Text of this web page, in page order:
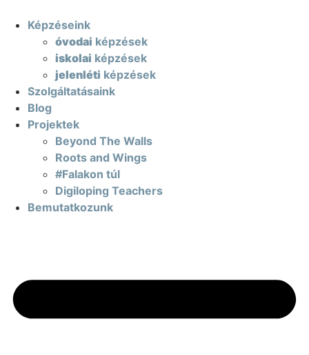
Képzéseink
óvodai képzések
iskolai képzések
jelenléti képzések
Szolgáltatásaink
Blog
Projektek
Beyond The Walls
Roots and Wings
#Falakon túl
Digiloping Teachers
Bemutatkozunk